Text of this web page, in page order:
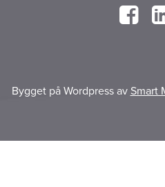
Bygget på Wordpress av Smart